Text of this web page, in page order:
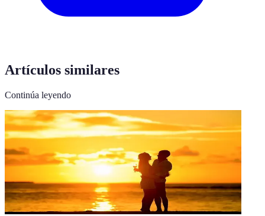
Artículos similares
Continúa leyendo